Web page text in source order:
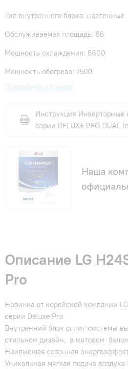
Тип внутреннего блока: настенные
Обслуживаемая площадь: 66
Мощность охлаждения: 6600
Мощность обогрева: 7500
Подробнее о товаре
Инструкция Инверторные
серии DELUXE PRO DUAL
Наша
Описание LG
Pro
Новинка от корейской компании
серии Deluxe Pro
Внутренний блок сплит-системы
стильном дизайн, в матовом
Hаивысшая сезонная
Уникальная мягкая подача